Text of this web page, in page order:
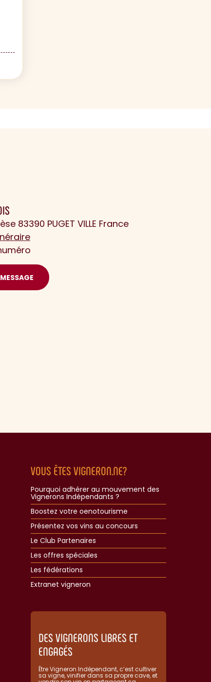
83390 PUGET VILLE France
VOUS ÊTES VIGNERON.NE?
Pourquoi adhérer au mouvement des
Vignerons Indépendants ?
Boostez votre oenotourisme
Présentez vos vins au concours
Le Club Partenaires
Les offres spéciales
Les fédérations
Extranet vigneron​
DES VIGNERONS LIBRES ET
ENGAGÉS
Être Vigneron Indépendant, c’est cultiver
sa vigne, vinifier dans sa propre cave, et